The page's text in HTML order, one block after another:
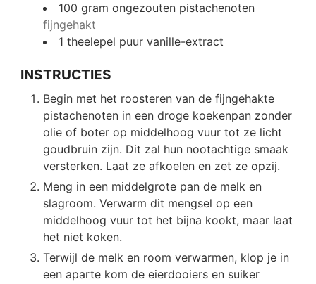
100 gram ongezouten pistachenoten
fijngehakt
1 theelepel puur vanille-extract
INSTRUCTIES
Begin met het roosteren van de fijngehakte
pistachenoten in een droge koekenpan zonder
olie of boter op middelhoog vuur tot ze licht
goudbruin zijn. Dit zal hun nootachtige smaak
versterken. Laat ze afkoelen en zet ze opzij.
Meng in een middelgrote pan de melk en
slagroom. Verwarm dit mengsel op een
middelhoog vuur tot het bijna kookt, maar laat
het niet koken.
Terwijl de melk en room verwarmen, klop je in
een aparte kom de eierdooiers en suiker